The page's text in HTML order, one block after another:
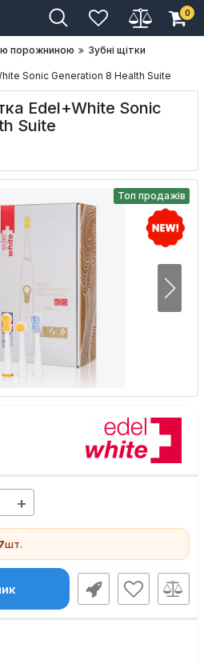
0
порожниною
Зубні щітки
Sonic Generation 8 Health Suite
Edel+White Sonic
Suite
Топ продажів
+
шт.